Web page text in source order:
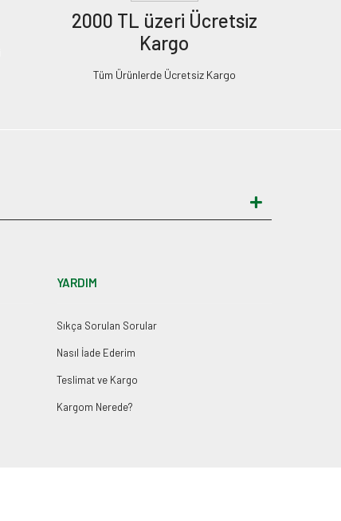
2000 TL üzeri Ücretsiz
Kargo
Tüm Ürünlerde Ücretsiz Kargo
YARDIM
Sıkça Sorulan Sorular
Nasıl İade Ederim
Teslimat ve Kargo
Kargom Nerede?